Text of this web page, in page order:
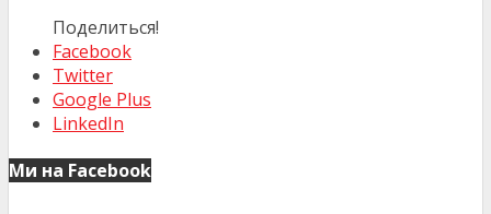
Поделиться!
Facebook
Twitter
Google Plus
LinkedIn
Ми на Facebook